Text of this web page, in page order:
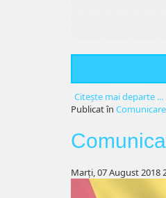
Citeşte mai departe ...
Publicat în Comunicare
Marți, 07 August 2018